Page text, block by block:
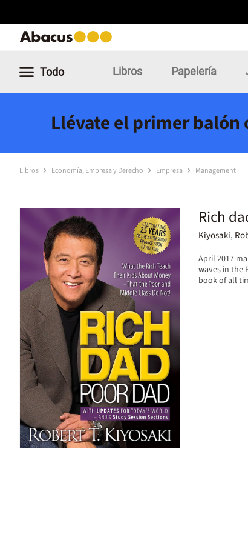
Todo Libros Papelería
Llévate el primer
Libros Economía, Empresa y Derecho Empresa Management
Rich
Kiyosaki,
April 2017
waves in the
book of all